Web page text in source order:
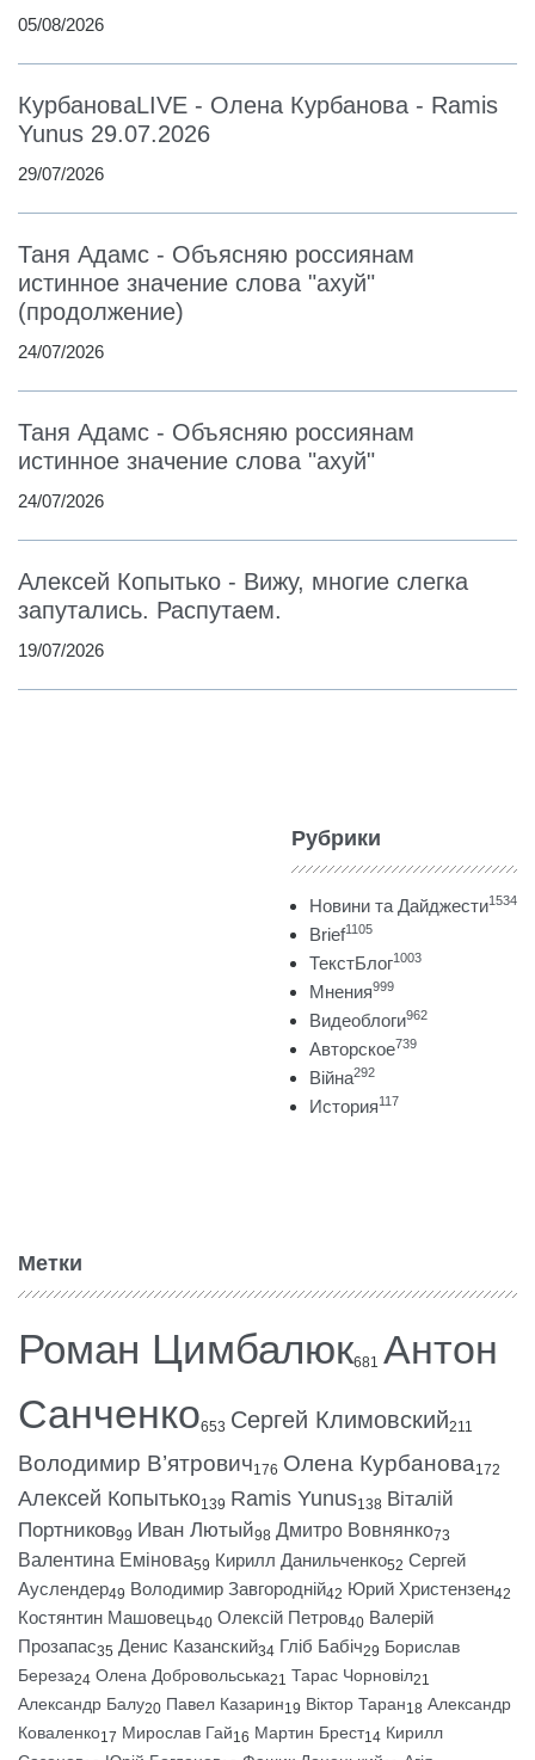
05/08/2026
КурбановаLIVE - Олена Курбанова - Ramis
Yunus 29.07.2026
29/07/2026
Таня Адамс - Объясняю россиянам
истинное значение слова "ахуй"
(продолжение)
24/07/2026
Таня Адамс - Объясняю россиянам
истинное значение слова "ахуй"
24/07/2026
Алексей Копытько - Вижу, многие слегка
запутались. Распутаем.
19/07/2026
Рубрики
Новини та Дайджести1534
Brief1105
ТекстБлог1003
Мнения999
Видеоблоги962
Авторское739
Війна292
История117
Метки
Роман Цимбалюк681 Антон
Санченко653 Сергей Климовский211
Володимир В’ятрович176 Олена Курбанова172
Алексей Копытько139 Ramis Yunus138 Віталій
Портников99 Иван Лютый98 Дмитро Вовнянко73
Валентина Емінова59 Кирилл Данильченко52 Сергей
Ауслендер49 Володимир Завгородній42 Юрий Христензен42
Костянтин Машовець40 Олексій Петров40 Валерій
Прозапас35 Денис Казанский34 Гліб Бабіч29 Борислав
Береза24 Олена Добровольська21 Тарас Чорновіл21
Александр Балу20 Павел Казарин19 Віктор Таран18 Александр
Коваленко17 Мирослав Гай16 Мартин Брест14 Кирилл